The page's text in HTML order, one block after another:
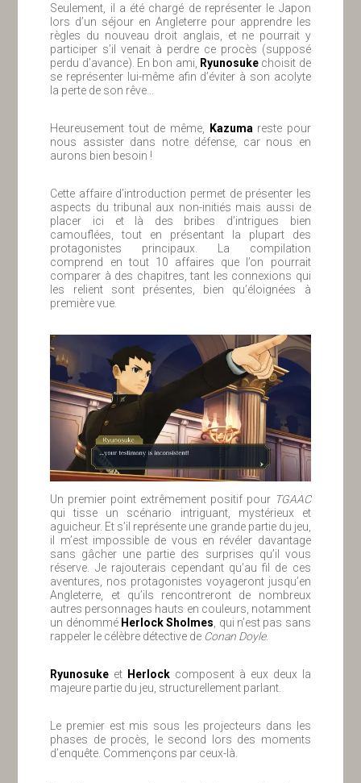
Seulement, il a été chargé de représenter le Japon
lors d’un séjour en Angleterre pour apprendre les
règles du nouveau droit anglais, et ne pourrait y
participer s’il venait à perdre ce procès (supposé
perdu d’avance). En bon ami,
Ryunosukechoisit de
se représenter lui-même afin d’éviter à son acolyte
la perte de son rêve…
Heureusement tout de même, Kazuma reste pour
nous assister dans notre défense, car nous en
aurons bien besoin !
Cette affaire d’introduction permet de présenter les
aspects du tribunal aux non-initiés mais aussi de
placer ici et là des bribes d’intrigues bien
camouflées, tout en présentant la plupart des
protagonistes principaux. La compilation
comprend en tout 10 affaires que l’on pourrait
comparer à des chapitres, tant les connexions qui
les relient sont présentes, bien qu’éloignées à
première vue.
Un premier point extrêmement positif pour TGAAC
qui tisse un scénario intriguant, mystérieux et
aguicheur. Et s’il représente une grande partie du jeu,
il m’est impossible de vous en révéler davantage
sans gâcher une partie des surprises qu’il vous
réserve. Je rajouterais cependant qu’au fil de ces
aventures, nos protagonistes voyageront jusqu’en
Angleterre, et qu’ils rencontreront de nombreux
autres personnages hauts en couleurs, notamment
un dénommé Herlock Sholmes , qui n’est pas sans
rappeler le célèbre détective de Conan Doyle.
Ryunosuke et Herlock composent à eux deux la
majeure partie du jeu, structurellement parlant.
Le premier est mis sous les projecteurs dans les
phases de procès, le second lors des moments
d’enquête. Commençons par ceux-là.